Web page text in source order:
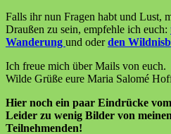
Falls ihr nun Fragen habt und Lust,
Draußen zu sein, empfehle ich euch:
Wanderung und oderden
Ich freue mich über Mails von euch.
Wilde Grüße eure Maria Salomé
Hier noch ein paar Eindrücke
Leider zu wenig Bilder von
Teilnehmenden!